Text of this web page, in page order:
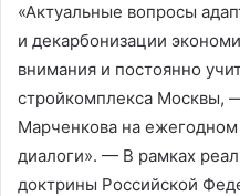
«Актуальные вопросы
и декарбонизации
внимания и постоянно
стройкомплекса Москвы,
Марченкова на
диалоги». — В рамках
доктрины Российской